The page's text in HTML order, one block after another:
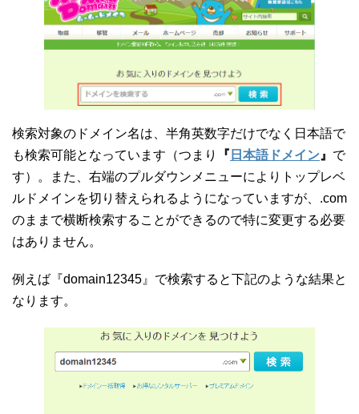
検索対象のドメイン名は、半角英数字だけでなく日本語で
も検索可能となっています（つまり
『 日本語ドメイン 』 で
す）。また、右端のプルダウンメニューによりトップレベ
ルドメインを切り替えられるようになっていますが、.com
のままで横断検索することができるので特に変更する必要
はありません。
例えば『domain12345』で検索すると下記のような結果と
なります。